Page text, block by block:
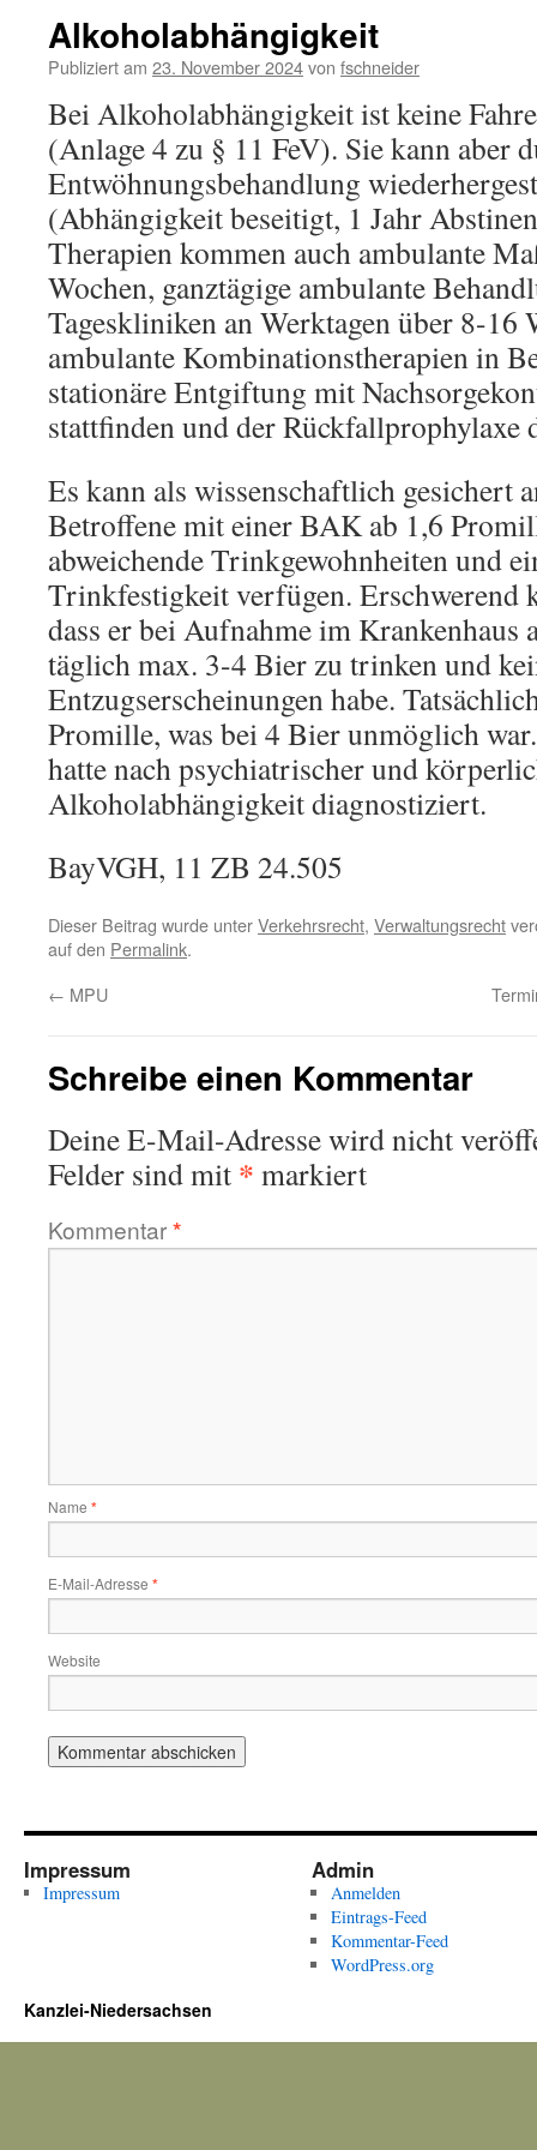
Alkoholabhängigkeit
Publiziert am 23. November 2024von fschneider
Bei Alkoholabhängigkeit ist keine
(Anlage 4 zu § 11 FeV). Sie kann aber
Entwöhnungsbehandlung
(Abhängigkeit beseitigt, 1 Jahr
Therapien kommen auch ambulante
Wochen, ganztägige ambulante
Tageskliniken an Werktagen über 8-16
ambulante Kombinationstherapien in
stationäre Entgiftung mit
stattfinden und der Rückfallprophylaxe
Es kann als wissenschaftlich gesichert
Betroffene mit einer BAK ab 1,6
abweichende Trinkgewohnheiten und
Trinkfestigkeit verfügen. Erschwerend
dass er bei Aufnahme im Krankenhaus
täglich max. 3-4 Bier zu trinken und
Entzugserscheinungen habe.
Promille, was bei 4 Bier unmöglich
hatte nach psychiatrischer und
Alkoholabhängigkeit diagnostiziert.
BayVGH, 11 ZB 24.505
Dieser Beitrag wurde unterVerkehrsrecht, Verwaltungsrecht
auf den Permalink.
← MPU
Schreibe einen Kommentar
Deine E-Mail-Adresse wird nicht
Felder sind mit * markiert
Kommentar*
Name *
E-Mail-Adresse *
Website
Impressum
Impressum
Admin
Anmelden
Eintrags-Feed
Kommentar-Feed
WordPress.org
Kanzlei-Niedersachsen